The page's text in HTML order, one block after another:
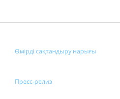
Өмірді сақтандыру нарығы
Пресс-релиз